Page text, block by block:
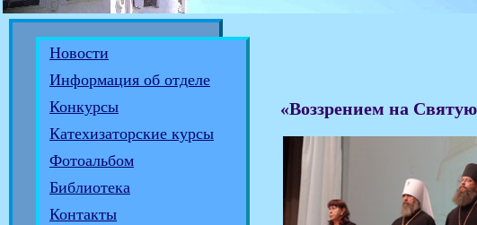
Новости
Информация об отделе
Конкурсы
Катехизаторские курсы
Фотоальбом
Библиотека
Контакты
«Воззрением на